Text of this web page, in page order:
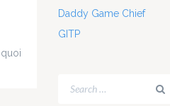
!
quoi
Daddy Game Chief
GITP